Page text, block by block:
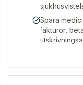
Spara
fakturor,